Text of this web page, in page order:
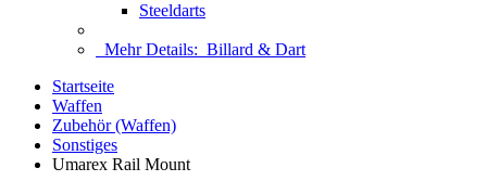
Steeldarts
Mehr Details: Billard & Dart
Startseite
Waffen
Zubehör (Waffen)
Sonstiges
Umarex Rail Mount